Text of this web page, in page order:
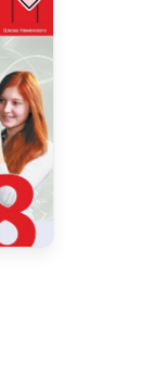
0 на основе 0